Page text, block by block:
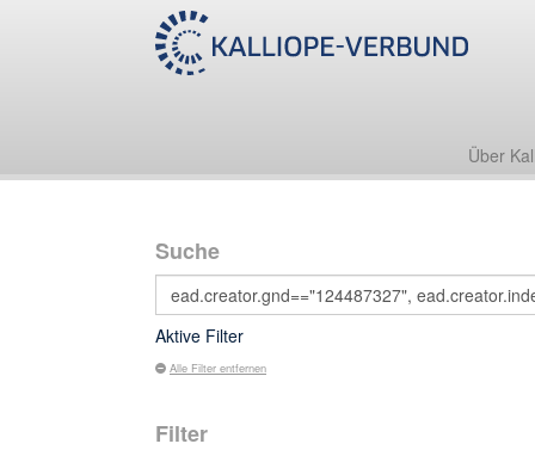
Über
Suche
Aktive Filter
Alle Filter entfernen
Filter